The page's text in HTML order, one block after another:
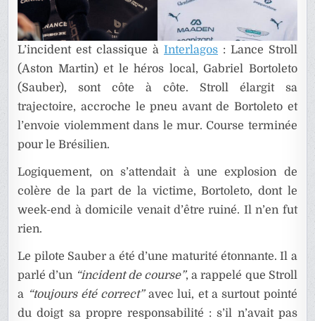
L’incident est classique à Interlagos: Lance Stroll
(Aston Martin) et le héros local, Gabriel Bortoleto
(Sauber), sont côte à côte. Stroll élargit sa
trajectoire, accroche le pneu avant de Bortoleto et
l’envoie violemment dans le mur. Course terminée
pour le Brésilien.
Logiquement, on s’attendait à une explosion de
colère de la part de la victime, Bortoleto, dont le
week-end à domicile venait d’être ruiné. Il n’en fut
rien.
Le pilote Sauber a été d’une maturité étonnante. Il a
parlé d’un “incident de course”, a rappelé que Stroll
a “toujours été correct”avec lui, et a surtout pointé
du doigt sa propre responsabilité : s’il n’avait pas